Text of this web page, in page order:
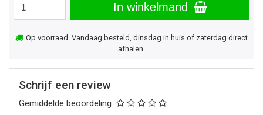
In winkelmand
Op voorraad. Vandaag besteld, dinsdag in huis of zaterdag direct
afhalen.
Schrijf een review
Gemiddelde beoordeling